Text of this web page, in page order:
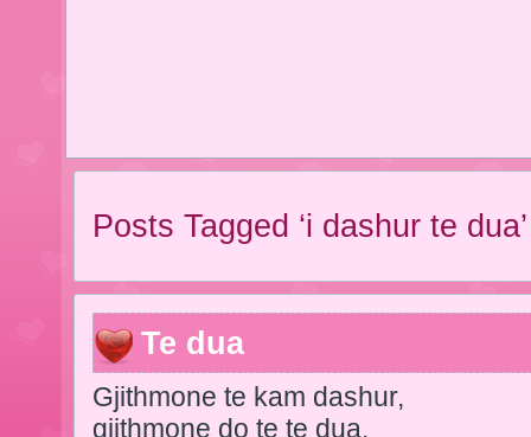
Posts Tagged ‘i dashur te dua’
Te dua
Gjithmone te kam dashur,
gjithmone do te te dua,